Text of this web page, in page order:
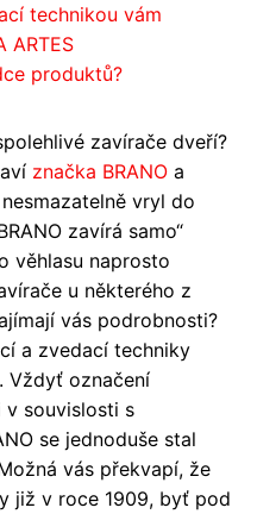
technikou vám
ARTES
produktů?
zavírače dveří?
značka BRANO a
vryl do
zavírá samo“
věhlasu naprosto
u některého z
vás podrobnosti?
a zvedací techniky
Vždyť označení
v souvislosti s
se jednoduše stal
vás překvapí, že
již v roce 1909, byť pod